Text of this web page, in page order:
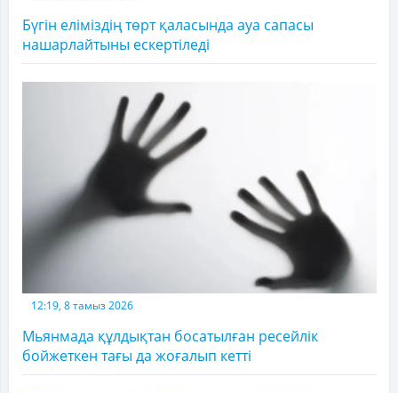
Бүгін еліміздің төрт қаласында ауа сапасы
нашарлайтыны ескертіледі
12:19, 8 тамыз 2026
Мьянмада құлдықтан босатылған ресейлік
бойжеткен тағы да жоғалып кетті